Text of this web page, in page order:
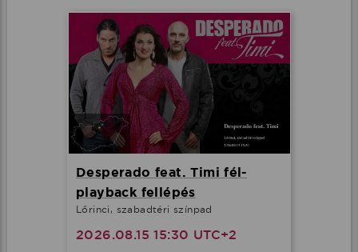
Desperado feat. Timi fél-
playback fellépés
Lőrinci, szabadtéri színpad
2026.08.15 15:30 UTC+2